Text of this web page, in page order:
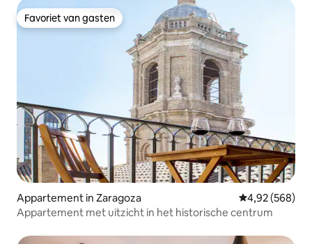
Favoriet van gasten
Favoriet van gasten
Appartement in Zaragoza Gemiddelde
4,92 (568)
Appartement met uitzicht in het historische centrum